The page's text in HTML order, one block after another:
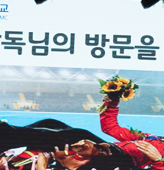
공지사항
납부금 안내
스쿨버스 운행 안내
급식안내
서식자료실
학부모방
전-편입 서류양식
입학금/수업료
교복구입안내
학
학
자
유